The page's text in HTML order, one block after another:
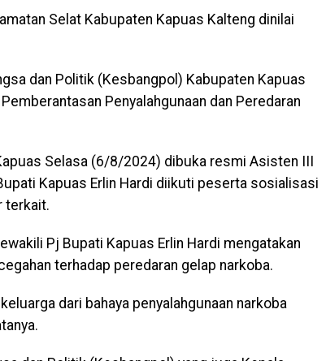
Selat Kabupaten Kapuas Kalteng dinilai
dan Politik (Kesbangpol) Kabupaten Kapuas
Penyalahgunaan dan Peredaran
Selasa (6/8/2024) dibuka resmi Asisten III
Kapuas Erlin Hardi diikuti peserta sosialisasi
terkait.
Pj Bupati Kapuas Erlin Hardi mengatakan
terhadap peredaran gelap narkoba.
dari bahaya penyalahgunaan narkoba